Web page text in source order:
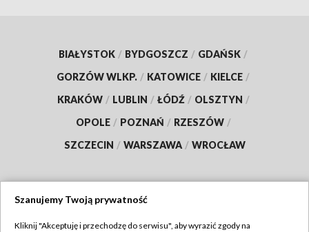
BIAŁYSTOK / BYDGOSZCZ / GDAŃSK /
GORZÓW WLKP. / KATOWICE / KIELCE /
KRAKÓW / LUBLIN / ŁÓDŹ / OLSZTYN /
OPOLE / POZNAŃ / RZESZÓW /
SZCZECIN / WARSZAWA / WROCŁAW
Szanujemy Twoją prywatność
Kliknij "Akceptuję i przechodzę do serwisu", aby wyrazić zgody na